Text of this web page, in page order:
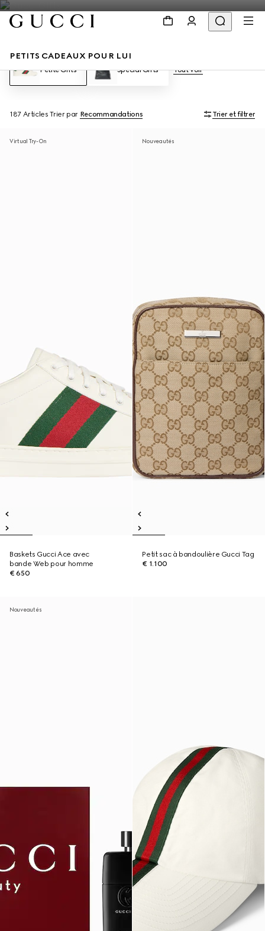
PETITS CADEAUX POUR LUI
Petite Gifts Special Gifts Tout voir
187 Articles Trier par Recommandations Trier et filtrer
Virtual Try-On
Baskets Gucci Ace avec
bande Web pour homme
€ 650
Nouveautés
Petit sac à bandoulière Gucci Tag
€ 1.100
Nouveautés